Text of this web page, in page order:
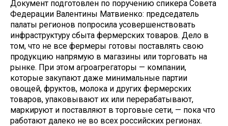
Документ подготовлен по поручению спикера Совета
Федерации Валентины Матвиенко: председатель
палаты регионов попросила усовершенствовать
инфраструктуру сбыта фермерских товаров. Дело в
том, что не все фермеры готовы поставлять свою
продукцию напрямую в магазины или торговать на
рынке. При этом агроагрегаторы — компании,
которые закупают даже минимальные партии
овощей, фруктов, молока и других фермерских
товаров, упаковывают их или перерабатывают,
маркируют и поставляют в торговые сети, — пока что
работают далеко не во всех российских регионах.